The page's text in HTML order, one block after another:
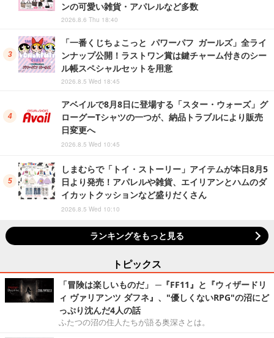
ンの可愛い雑貨・アパレルなど多数
2026.8.6 Thu 18:40
「一番くじちょこっと パワーパフ ガールズ」全ライ
ンナップ公開！ラストワン賞は鍵チャーム付きのシー
ル帳スペシャルセットを用意
2026.8.5 Wed 18:45
アベイルで8月8日に登場する「スター・ウォーズ」グ
ローグーTシャツの一つが、納品トラブルにより販売
日変更へ
2026.8.5 Wed 10:45
しまむらで「トイ・ストーリー」アイテムが本日8月5
日より発売！アパレルや雑貨、エイリアンとハムのダ
イカットクッションなど盛りだくさん
2026.8.5 Wed 10:10
ランキングをもっと見る
トピックス
「冒険は楽しいものだ」 ─『FF11』と『ウィザードリ
ィ ヴァリアンツ ダフネ』、"優しくないRPG"の沼にど
っぷり沈んだ4人の話
ふたつの沼の住人たちが語る奥深さとは。